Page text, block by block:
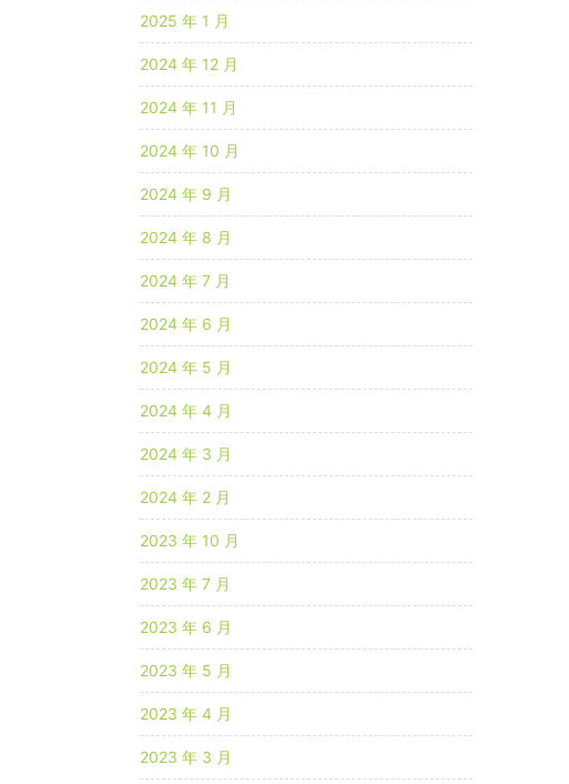
2025 年 1 月
2024 年 12 月
2024 年 11 月
2024 年 10 月
2024 年 9 月
2024 年 8 月
2024 年 7 月
2024 年 6 月
2024 年 5 月
2024 年 4 月
2024 年 3 月
2024 年 2 月
2023 年 10 月
2023 年 7 月
2023 年 6 月
2023 年 5 月
2023 年 4 月
2023 年 3 月